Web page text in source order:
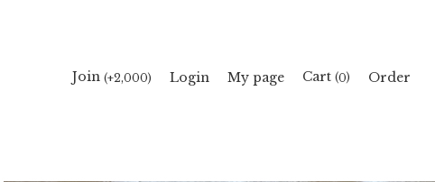
Join(+2,000) Login My page Cart(0) Order